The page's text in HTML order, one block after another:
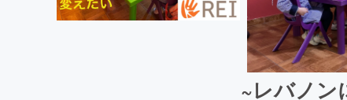
~レバノン